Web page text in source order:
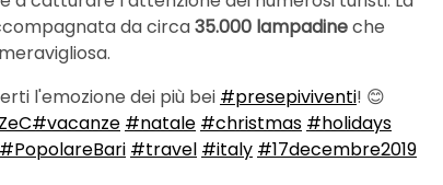
da circa35.000 lampadineche
l'emozione dei più bei #presepiviventi! 😊
#vacanze #natale #christmas #holidays
#PopolareBari #travel #italy #17decembre2019